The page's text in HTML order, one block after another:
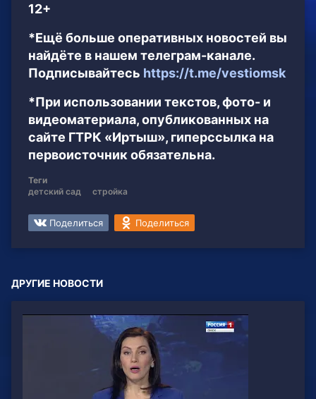
12+
*Ещё больше оперативных новостей вы
найдёте в нашем телеграм-канале.
Подписывайтесь https://t.me/vestiomsk
*При использовании текстов, фото- и
видеоматериала, опубликованных на
сайте ГТРК «Иртыш», гиперссылка на
первоисточник обязательна.
Теги
детский сад
стройка
Поделиться Поделиться
ДРУГИЕ НОВОСТИ